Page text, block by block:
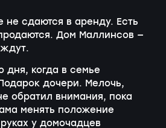
не сдаются в аренду. Есть
Дом Маллинсов —
дня, когда в семье
дочери. Мелочь,
обратил внимания, пока
менять положение
у домочадцев